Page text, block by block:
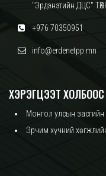
"Эрдэнэтийн ДЦС"
+976 70350951
info@erdenetpp.mn
ХЭРЭГЦЭЭТ ХОЛБООС
Монгол улсын засгийн
Эрчим хүчний